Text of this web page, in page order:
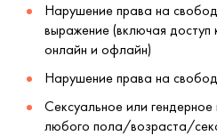
Нарушение права на
выражение (включая
онлайн и офлайн) 
Нарушение права на
Сексуальное или
любого пола/возраста/